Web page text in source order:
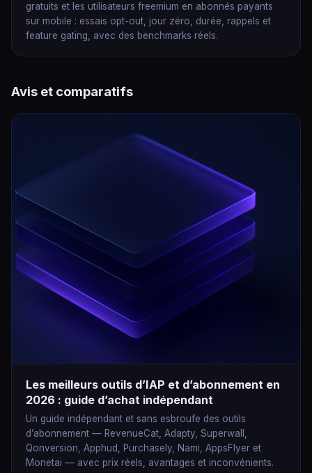
gratuits et les utilisateurs freemium en abonnés payants
sur mobile : essais opt-out, jour zéro, durée, rappels et
feature gating, avec des benchmarks réels.
Avis et comparatifs
Les meilleurs outils d’IAP et d’abonnement en
2026 : guide d’achat indépendant
Un guide indépendant et sans esbroufe des outils
d’abonnement — RevenueCat, Adapty, Superwall,
Qonversion, Apphud, Purchasely, Nami, AppsFlyer et
Monetai — avec prix réels, avantages et inconvénients.